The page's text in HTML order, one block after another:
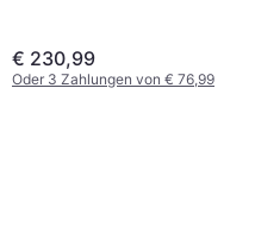
€ 230,99
Oder 3 Zahlungen von € 76,99